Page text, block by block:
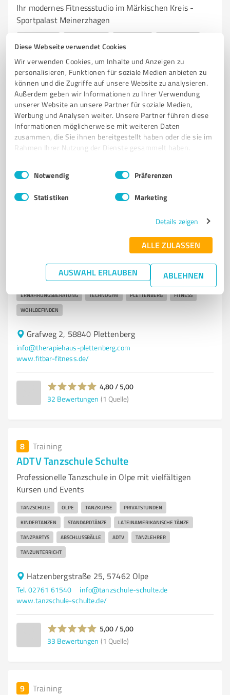
Diese Webseite verwendet Cookies
Wir verwenden Cookies, um Inhalte und Anzeigen zu
personalisieren, Funktionen für soziale Medien anbieten zu
können und die Zugriffe auf unsere Website zu analysieren.
Außerdem geben wir Informationen zu Ihrer Verwendung
unserer Website an unsere Partner für soziale Medien,
Werbung und Analysen weiter. Unsere Partner führen diese
Informationen möglicherweise mit weiteren Daten
zusammen, die Sie ihnen bereitgestellt haben oder die sie im
Rahmen Ihrer Nutzung der Dienste gesammelt haben.
Impressum Datenschutzbestimmungen
Einwilligungsauswahl
Notwendig Präferenzen
Statistiken Marketing
Details zeigen
ALLE ZULASSEN
AUSWAHL ERLAUBEN ABLEHNEN
Ihr modernes Fitnessstudio im Märkischen Kreis -
Sportpalast Meinerzhagen
GESUNDHEITSZIELE EGYM
Siepener Weg 10, 58540 Meinerzhagen
info@sportpalast-meinerzhagen.de
www.sportpalast-meinerzhagen.de/
4,80 / 5,00
7 Training
Modernes Fitnessstudio in Plettenberg für Gesundheit
FITNESSSTUDIO GESUNDHEIT TRAINING WELLNESS
EMS-TRAINING ZIRKELTRAINING PHYSIOTHERAPIE
ERNÄHRUNGSBERATUNG TECHNOGYM PLETTENBERG FITNESS
WOHLBEFINDEN
Grafweg 2, 58840 Plettenberg
info@therapiehaus-plettenberg.com
www.fitbar-fitness.de/
4,80 / 5,00
32 Bewertungen (1 Quelle)
8 Training
ADTV Tanzschule Schulte
Professionelle Tanzschule in Olpe mit vielfältigen
Kursen und Events
TANZSCHULE OLPE TANZKURSE PRIVATSTUNDEN
KINDERTANZEN STANDARDTÄNZE LATEINAMERIKANISCHE TÄNZE
TANZPARTYS ABSCHLUSSBÄLLE ADTV TANZLEHRER
TANZUNTERRICHT
Hatzenbergstraße 25, 57462 Olpe
Tel. 02761 61540
info@tanzschule-schulte.de
www.tanzschule-schulte.de/
5,00 / 5,00
33 Bewertungen (1 Quelle)
9 Training